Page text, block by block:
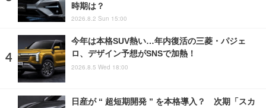
時期は？
2026.8.2 Sun 15:00
今年は本格SUV熱い…年内復活の三菱・パジェ
ロ、デザイン予想がSNSで加熱！
2026.8.5 Wed 18:00
日産が “ 超短期開発 ” を本格導入？ 次期「スカ